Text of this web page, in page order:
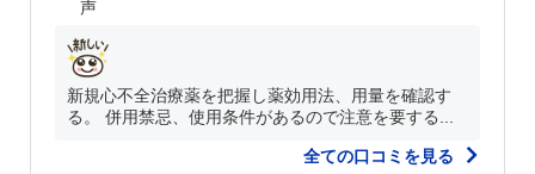
声
新規心不全治療薬を把握し薬効用法、用量を確認す
る。 併用禁忌、使用条件があるので注意を要する...
全ての口コミを見る